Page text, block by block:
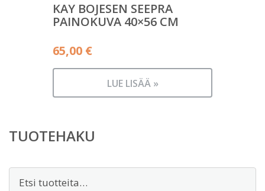
KAY BOJESEN SEEPRA
PAINOKUVA 40×56 CM
65,00 €
LUE LISÄÄ »
TUOTEHAKU